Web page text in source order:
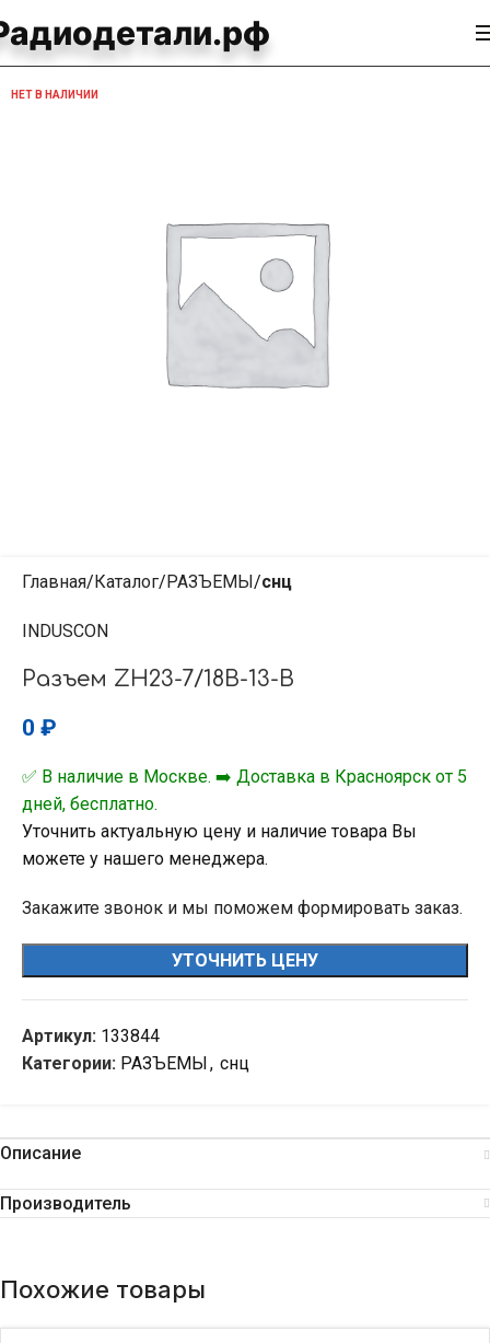
НЕТ В НАЛИЧИИ
Главная Каталог РАЗЪЕМЫ снц
INDUSCON
Разъем ZH23-7/18В-13-В
0 ₽
✅ В наличие в Москве. ➡️ Доставка в Красноярск от 5
дней, бесплатно.
Уточнить актуальную цену и наличие товара Вы
можете у нашего менеджера.
Закажите звонок и мы поможем формировать заказ.
УТОЧНИТЬ ЦЕНУ
Артикул: 133844
Категории: РАЗЪЕМЫ, снц
Описание
Производитель
Похожие товары